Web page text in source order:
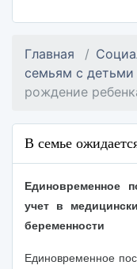
Главная
семьям с детьми
рождение
В семье
Единовременное
учет в
беременности
Единовременное